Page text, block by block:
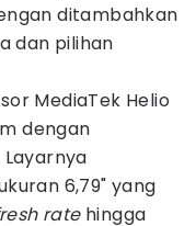
ditambahkan
dan pilihan
MediaTek Helio
dengan
Layarnya
6,79" yang
rate hingga